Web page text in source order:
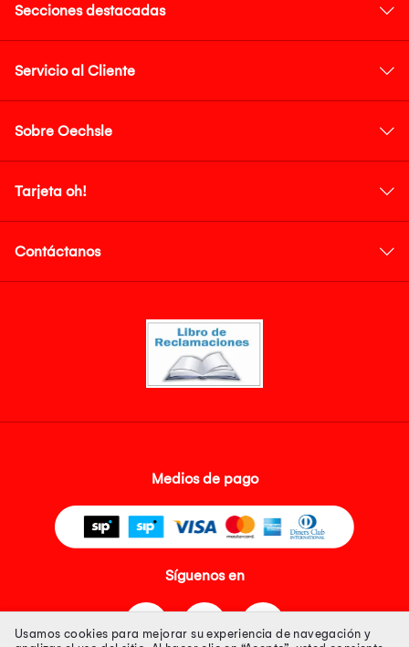
Secciones destacadas
Servicio al Cliente
Sobre Oechsle
Tarjeta oh!
Contáctanos
Medios de pago
Síguenos en
Usamos cookies para mejorar su experiencia de navegación y